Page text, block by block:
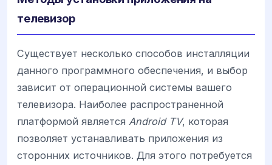
телевизор
Существует несколько способов инсталляции
данного программного обеспечения, и выбор
зависит от операционной системы вашего
телевизора. Наиболее распространенной
платформой является Android TV, которая
позволяет устанавливать приложения из
сторонних источников. Для этого потребуется